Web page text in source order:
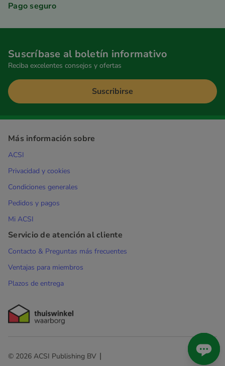
Pago seguro
Suscríbase al boletín informativo
Reciba excelentes consejos y ofertas
Suscribirse
Más información sobre
ACSI
Privacidad y cookies
Condiciones generales
Pedidos y pagos
Mi ACSI
Servicio de atención al cliente
Contacto & Preguntas más frecuentes
Ventajas para miembros
Plazos de entrega
© 2026 ACSI Publishing BV